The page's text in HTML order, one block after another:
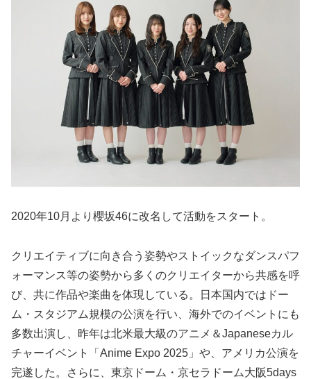
2020年10月より櫻坂46に改名して活動をスタート。
クリエイティブに向き合う姿勢やストイックなダンスパフ
ォーマンス等の姿勢から多くのクリエイターから共感を呼
び、共に作品や楽曲を体現している。日本国内ではドー
ム・スタジアム規模の公演を行い、海外でのイベントにも
多数出演し、昨年は北米最大級のアニメ＆Japaneseカル
チャーイベント「Anime Expo 2025」や、アメリカ公演を
完遂した。さらに、東京ドーム・京セラドーム大阪5days